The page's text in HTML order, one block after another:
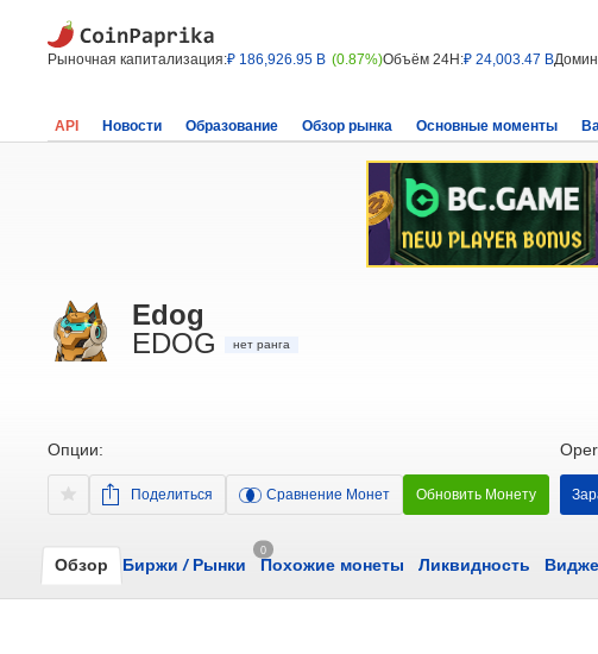
Рыночная капитализация:₽ 186,926.95 B (0.87%)Объём 24H:₽ 24,003.47 B
API Новости Образование Обзор рынка Основные моменты
Edog
EDOG
нет ранга
Опции:
Поделиться Сравнение Монет Обновить Монету
Обзор Биржи /Рынки
0
Похожие монеты Ликвидность